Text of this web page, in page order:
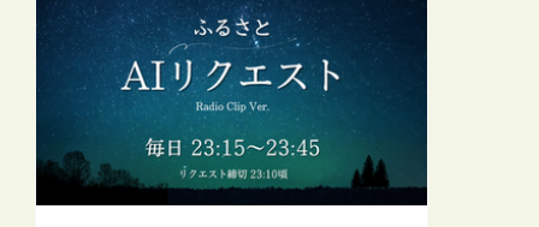
【FM-YRC】魔女michの隠れ家から